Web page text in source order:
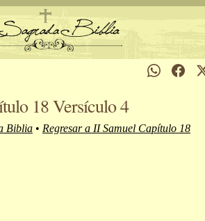
18 Versículo 4
Biblia • Regresar a II Samuel Capítulo 18